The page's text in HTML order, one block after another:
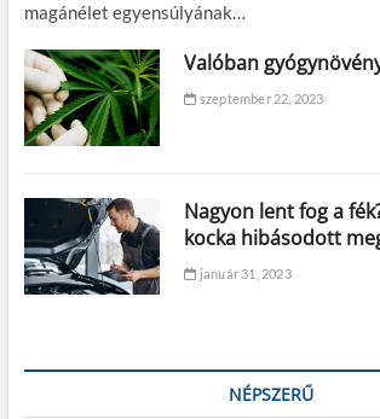
magánélet egyensúlyának…
Valóban
szeptember 22, 2023
Nagyon lent fog a
kocka hibásodott
január 31, 2023
NÉPSZERŰ